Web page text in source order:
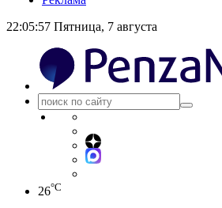
22:05:57 Пятница, 7 августа
26°C